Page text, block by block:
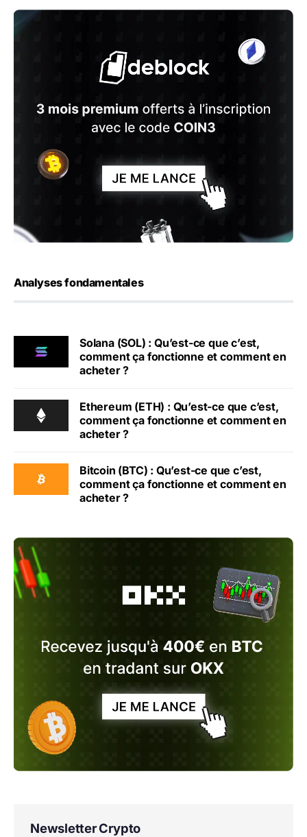
Analyses fondamentales
Solana (SOL) : Qu’est-ce que c’est,
comment ça fonctionne et comment en
acheter ?
Ethereum (ETH) : Qu’est-ce que c’est,
comment ça fonctionne et comment en
acheter ?
Bitcoin (BTC) : Qu’est-ce que c’est,
comment ça fonctionne et comment en
acheter ?
Newsletter Crypto